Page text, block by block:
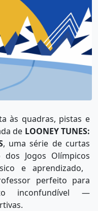
às quadras, pistas e
de LOONEY TUNES:
, uma série de curtas
Jogos Olímpicos
e aprendizado,
perfeito para
inconfundível —